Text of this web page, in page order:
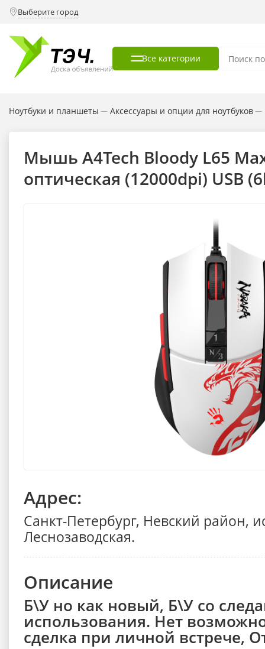
Выберите город
Все категории
Ноутбуки и планшеты — Аксессуары и опции для ноутбуков—
Мышь A4Tech Bloody L65
оптическая (12000dpi) USB
Адрес:
Санкт-Петербург, Невский район,
Леснозаводская.
Описание
Б\У но как новый, Б\У со
использования. Нет
сделка при личной встрече,